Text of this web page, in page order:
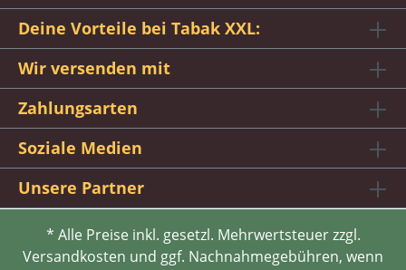
Deine Vorteile bei Tabak XXL:
Wir versenden mit
Zahlungsarten
Soziale Medien
Unsere Partner
* Alle Preise inkl. gesetzl. Mehrwertsteuer zzgl.
Versandkosten und ggf. Nachnahmegebühren, wenn